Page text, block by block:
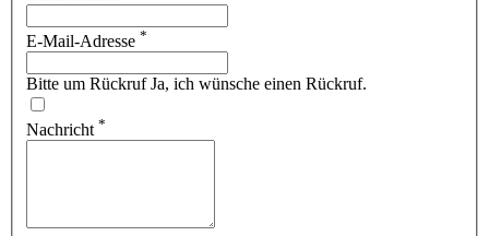
E-Mail-Adresse *
Bitte um RückrufJa, ich wünsche einen Rückruf.
Nachricht *